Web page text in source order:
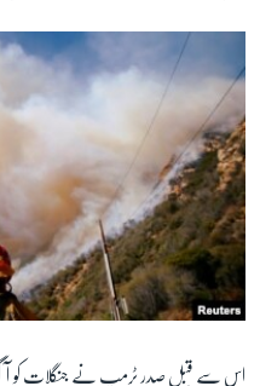
اس سے قبل صدر ٹرمپ نے جنگلات کو